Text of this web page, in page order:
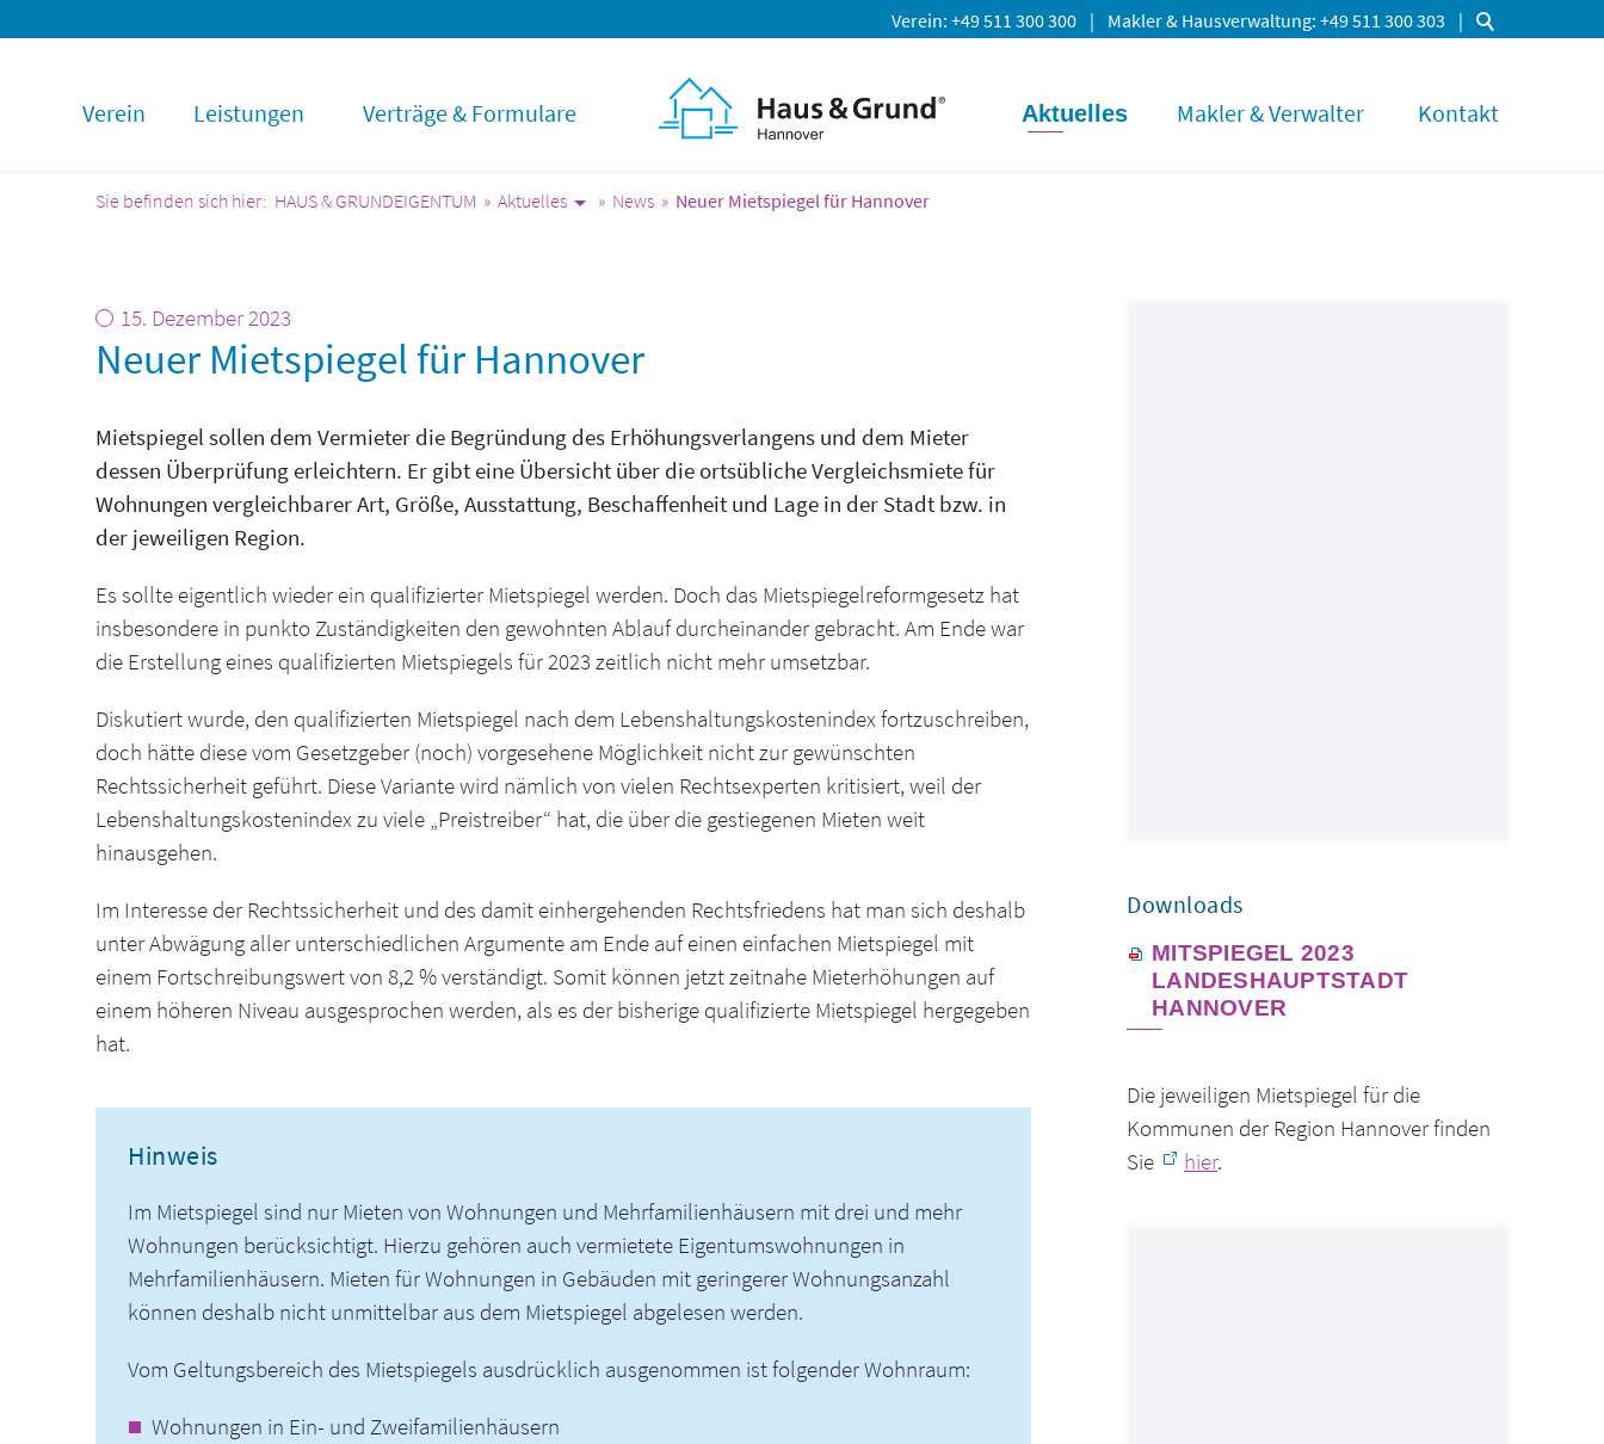
Verein +49 511 300 300 Makler & Hausverwaltung +49 511 300 303
Verein Leistungen Verträge & Formulare Aktuelles Makler & Verwalter Kontakt
HAUS & GRUNDEIGENTUM Aktuelles News Neuer Mietspiegel für Hannover
15. Dezember 2023
Neuer Mietspiegel für Hannover
Mietspiegel sollen dem Vermieter die Begründung des Erhöhungsverlangens und dem Mieter
dessen Überprüfung erleichtern. Er gibt eine Übersicht über die ortsübliche Vergleichsmiete für
Wohnungen vergleichbarer Art, Größe, Ausstattung, Beschaffenheit und Lage in der Stadt bzw. in
der jeweiligen Region.
Es sollte eigentlich wieder ein qualifizierter Mietspiegel werden. Doch das Mietspiegelreformgesetz hat
insbesondere in punkto Zuständigkeiten den gewohnten Ablauf durcheinander gebracht. Am Ende war
die Erstellung eines qualifizierten Mietspiegels für 2023 zeitlich nicht mehr umsetzbar.
Diskutiert wurde, den qualifizierten Mietspiegel nach dem Lebenshaltungskostenindex fortzuschreiben,
doch hätte diese vom Gesetzgeber (noch) vorgesehene Möglichkeit nicht zur gewünschten
Rechtssicherheit geführt. Diese Variante wird nämlich von vielen Rechtsexperten kritisiert, weil der
Lebenshaltungskostenindex zu viele „Preistreiber“ hat, die über die gestiegenen Mieten weit
hinausgehen.
Im Interesse der Rechtssicherheit und des damit einhergehenden Rechtsfriedens hat man sich deshalb
unter Abwägung aller unterschiedlichen Argumente am Ende auf einen einfachen Mietspiegel mit
einem Fortschreibungswert von 8,2 % verständigt. Somit können jetzt zeitnahe Mieterhöhungen auf
einem höheren Niveau ausgesprochen werden, als es der bisherige qualifizierte Mietspiegel hergegeben
hat.
Hinweis
Im Mietspiegel sind nur Mieten von Wohnungen und Mehrfamilienhäusern mit drei und mehr
Wohnungen berücksichtigt. Hierzu gehören auch vermietete Eigentumswohnungen in
Mehrfamilienhäusern. Mieten für Wohnungen in Gebäuden mit geringerer Wohnungsanzahl
können deshalb nicht unmittelbar aus dem Mietspiegel abgelesen werden.
Vom Geltungsbereich des Mietspiegels ausdrücklich ausgenommen ist folgender Wohnraum:
Wohnungen in Ein- und Zweifamilienhäusern
Downloads
MITSPIEGEL 2023
LANDESHAUPTSTADT
HANNOVER
Die jeweiligen Mietspiegel für die
Kommunen der Region Hannover finden
Sie
hier.